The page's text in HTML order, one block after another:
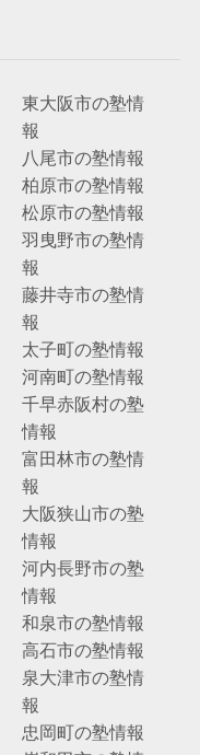
東大阪市の塾情
報
八尾市の塾情報
柏原市の塾情報
松原市の塾情報
羽曳野市の塾情
報
藤井寺市の塾情
報
太子町の塾情報
河南町の塾情報
千早赤阪村の塾
情報
富田林市の塾情
報
大阪狭山市の塾
情報
河内長野市の塾
情報
和泉市の塾情報
高石市の塾情報
泉大津市の塾情
報
忠岡町の塾情報